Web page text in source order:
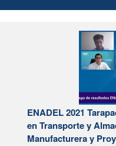
ENADEL 2021
en Transporte y
Manufacturera y